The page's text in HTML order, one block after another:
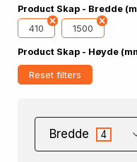
Product Skap - Bredde
410
1500
Product Skap - Høyde
Reset filters
Bredde 4